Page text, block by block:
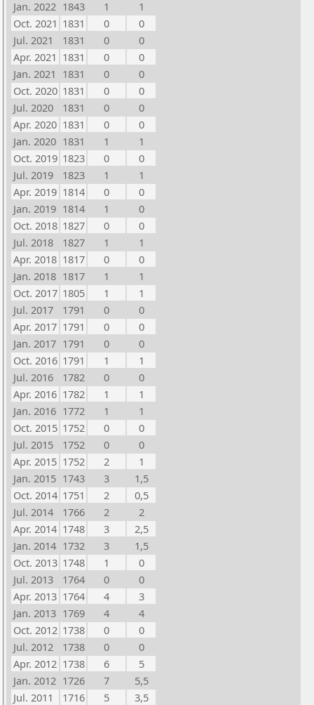
Jan. 2022 1843 1
1
Oct. 2021 1831 0
0
Jul. 2021
1831 0
0
Apr. 2021 1831 0
0
Jan. 2021 1831 0
0
Oct. 2020 1831 0
0
Jul. 2020
1831 0
0
Apr. 2020 1831 0
0
Jan. 2020 1831 1
1
Oct. 2019 1823 0
0
Jul. 2019
1823 1
1
Apr. 2019 1814 0
0
Jan. 2019 1814 1
0
Oct. 2018 1827 0
0
Jul. 2018
1827 1
1
Apr. 2018 1817 0
0
Jan. 2018 1817 1
1
Oct. 2017 1805 1
1
Jul. 2017
1791 0
0
Apr. 2017 1791 0
0
Jan. 2017 1791 0
0
Oct. 2016 1791 1
1
Jul. 2016
1782 0
0
Apr. 2016 1782 1
1
Jan. 2016 1772 1
1
Oct. 2015 1752 0
0
Jul. 2015
1752 0
0
Apr. 2015 1752 2
1
Jan. 2015 1743 3
1,5
Oct. 2014 1751 2
0,5
Jul. 2014
1766 2
2
Apr. 2014 1748 3
2,5
Jan. 2014 1732 3
1,5
Oct. 2013 1748 1
0
Jul. 2013
1764 0
0
Apr. 2013 1764 4
3
Jan. 2013 1769 4
4
Oct. 2012 1738 0
0
Jul. 2012
1738 0
0
Apr. 2012 1738 6
5
Jan. 2012 1726 7
5,5
Jul. 2011
1716 5
3,5